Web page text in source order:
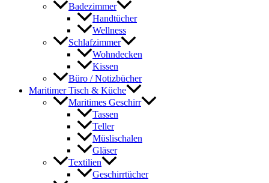
Badezimmer
Handtücher
Wellness
Schlafzimmer
Wohndecken
Kissen
Büro / Notizbücher
Maritimer Tisch & Küche
Maritimes Geschirr
Tassen
Teller
Müslischalen
Gläser
Textilien
Geschirrtücher